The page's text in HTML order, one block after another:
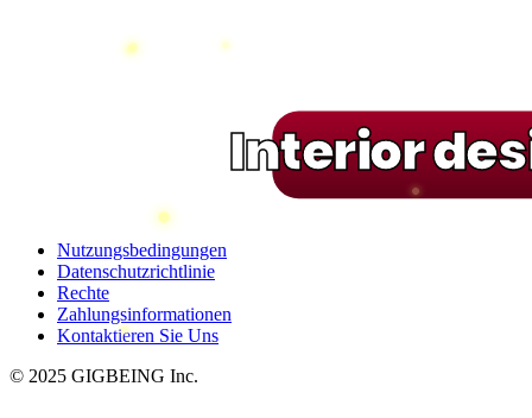
Interior
Nutzungsbedingungen
Datenschutzrichtlinie
Rechte
Zahlungsinformationen
Kontaktieren Sie Uns
© 2025 GIGBEING Inc.